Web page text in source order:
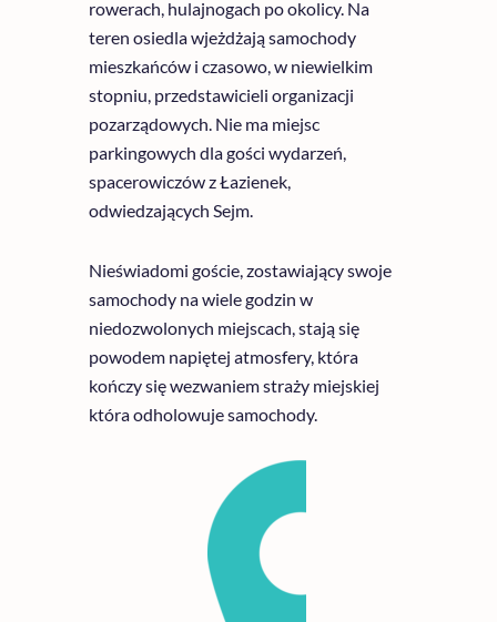
rowerach, hulajnogach po okolicy. Na
teren osiedla wjeżdżają samochody
mieszkańców i czasowo, w niewielkim
stopniu, przedstawicieli organizacji
pozarządowych. Nie ma miejsc
parkingowych dla gości wydarzeń,
spacerowiczów z Łazienek,
odwiedzających Sejm.
Nieświadomi goście, zostawiający swoje
samochody na wiele godzin w
niedozwolonych miejscach, stają się
powodem napiętej atmosfery, która
kończy się wezwaniem straży miejskiej
która odholowuje samochody.